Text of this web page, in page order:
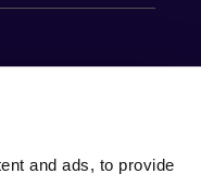
and ads, to provide